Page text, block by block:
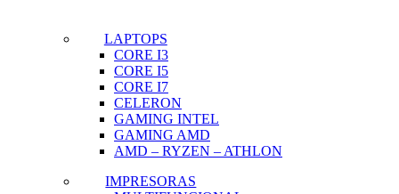
LAPTOPS
CORE I3
CORE I5
CORE I7
CELERON
GAMING INTEL
GAMING AMD
AMD – RYZEN – ATHLON
IMPRESORAS